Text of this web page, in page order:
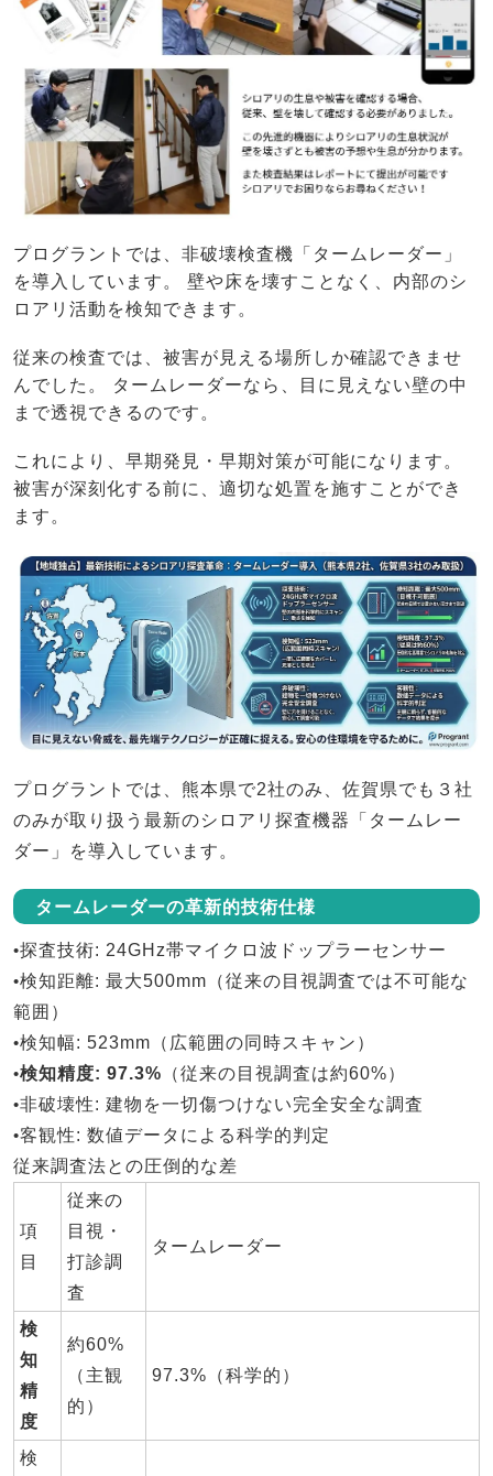
プログラントでは、非破壊検査機「タームレーダー」
を導入しています。 壁や床を壊すことなく、内部のシ
ロアリ活動を検知できます。
従来の検査では、被害が見える場所しか確認できませ
んでした。 タームレーダーなら、目に見えない壁の中
まで透視できるのです。
これにより、早期発見・早期対策が可能になります。
被害が深刻化する前に、適切な処置を施すことができ
ます。
プログラントでは、 熊本県で2社のみ、佐賀県でも３社
のみが取り扱う最新のシロアリ探査機器「 タームレー
ダー 」を導入しています。
タームレーダーの革新的技術仕様
•探査技術: 24GHz帯マイクロ波ドップラーセンサー
•検知距離: 最大500mm（従来の目視調査では不可能な
範囲）
•検知幅: 523mm（広範囲の同時スキャン）
•検知精度: 97.3% （従来の目視調査は約60%）
•非破壊性: 建物を一切傷つけない完全安全な調査
•客観性: 数値データによる科学的判定
従来調査法との圧倒的な差
項
目
従来の
目視・
打診調
査
タームレーダー
検
知
精
度
約60%
（主観
的）
97.3%（科学的）
検